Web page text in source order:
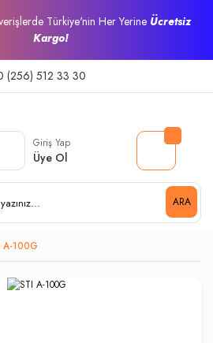
Türkiye'nin Her Yerine Ücretsiz
Kargo!
(256) 512 33 30
ARA
Giriş Yap
Üye Ol
A-100G